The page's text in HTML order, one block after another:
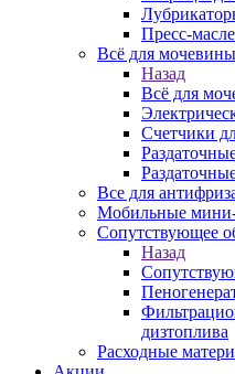
Пресс-
Всё для мочевины
Назад
Всё для
Счетчики
Все для
Мобильные
Сопутствующее
Назад
дизтоплива
Расходные